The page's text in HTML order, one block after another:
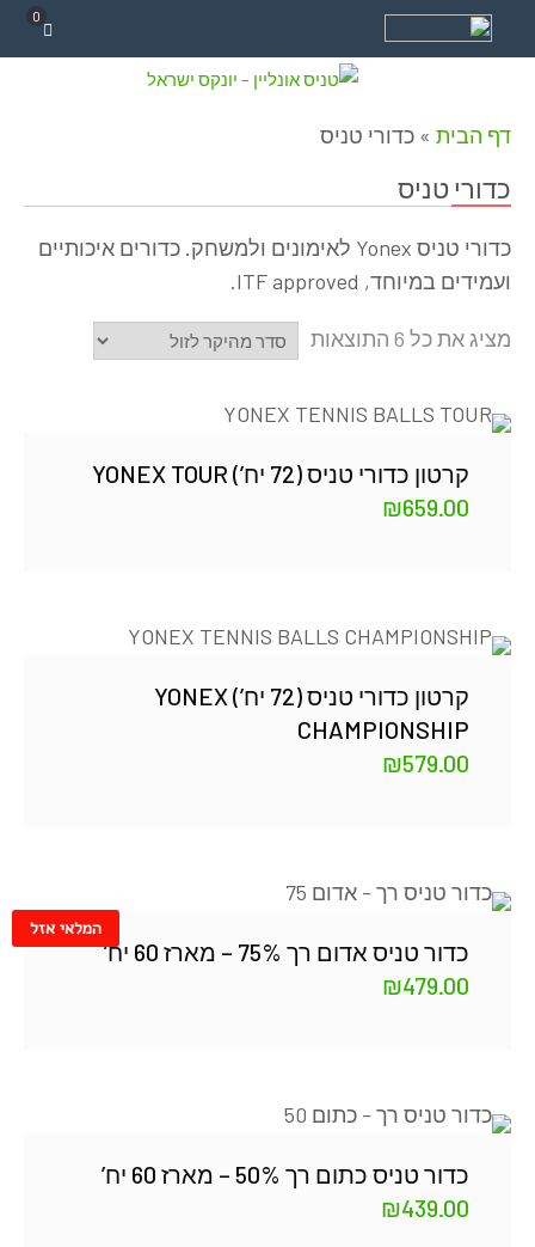
0
דף הבית » כדורי טניס
כדורי טניס
כדורי טניס Yonex לאימונים ולמשחק. כדורים איכותיים
ועמידים במיוחד, ITF approved.
מציג את כל 6 התוצאות
קרטון כדורי טניס (72 יח’) YONEX TOUR
₪659.00
קרטון כדורי טניס (72 יח’) YONEX
CHAMPIONSHIP
₪579.00
המלאי אזל
כדור טניס אדום רך 75% – מארז 60 יח’
₪479.00
כדור טניס כתום רך 50% – מארז 60 יח’
₪439.00